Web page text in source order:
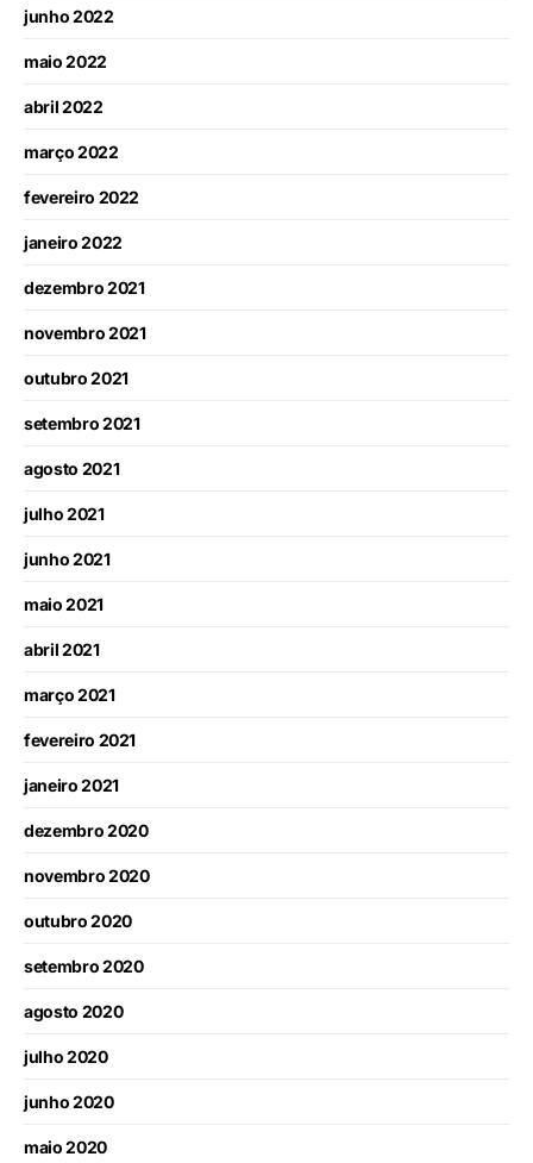
junho 2022
maio 2022
abril 2022
março 2022
fevereiro 2022
janeiro 2022
dezembro 2021
novembro 2021
outubro 2021
setembro 2021
agosto 2021
julho 2021
junho 2021
maio 2021
abril 2021
março 2021
fevereiro 2021
janeiro 2021
dezembro 2020
novembro 2020
outubro 2020
setembro 2020
agosto 2020
julho 2020
junho 2020
maio 2020